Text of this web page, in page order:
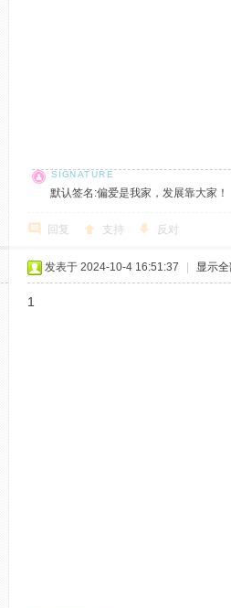
默认签名:偏爱是我家，发展靠大家
回复 支持 反对
发表于 2024-10-4 16:51:37 显示
1